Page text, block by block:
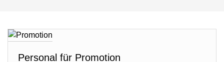
Personal für Promotion